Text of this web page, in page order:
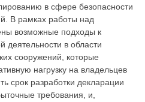
в сфере безопасности
В рамках работы над
возможные подходы к
деятельности в области
сооружений, которые
нагрузку на владельцев
срок разработки декларации
требования, и,